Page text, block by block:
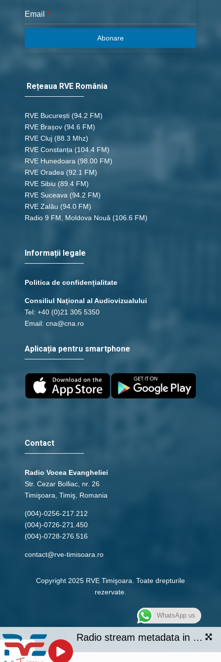
Email *
Abonare
Rețeaua RVE România
RVE București (94.2 FM)
RVE Brașov (94.6 FM)
RVE Cluj (88.3 Mhz)
RVE Constanța (104.4 FM)
RVE Hunedoara (98.00 FM)
RVE Oradea (92.1 FM)
RVE Sibiu (89.4 FM)
RVE Suceava (94.2 FM)
RVE Zalău (94.0 FM)
Radio 9 FM, Moldova Nouă (106.6 FM)
Informații legale
Politica de confidențialitate
Consiliul Naţional al Audiovizualului
Tel: +40 (0)21 305 5350
Email: cna@cna.ro
Aplicația pentru smartphone
Contact
Radio Vocea Evangheliei
Str. Cezar Bolliac, nr. 26
Timişoara, Timiş, Romania
(004)-0256-217.212
(004)-0726-271.450
(004)-0728-276.516
contact@rve-timisoara.ro
Copyright 2025 RVE Timişoara. Toate drepturile
rezervate.
Radio stream metadata in not available.
WhatsApp us